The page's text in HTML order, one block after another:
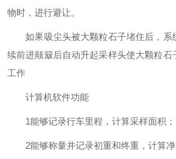
物时，进行避让。
如果吸尘头被大颗粒石子堵住后，系
续前进颠簸后自动升起采样头使大颗粒石
工作
计算机软件功能
1能够记录行车里程，计算采样面积；
2能够称量并记录初重和终重，计算净